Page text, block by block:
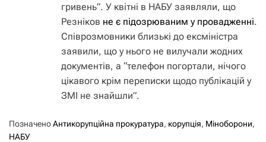
гривень”. У квітні в НАБУ заявляли, що
Резніков не є підозрюваним у провадженні.
Співрозмовники близькі до ексміністра
заявили, що у нього не вилучали жодних
документів, а “телефон погортали, нічого
цікавого крім переписки щодо публікацій у
ЗМІ не знайшли”.
ПозначеноАнтикорупційна прокуратура, корупція, Міноборони,
НАБУ